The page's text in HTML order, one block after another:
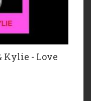
Kylie - Love